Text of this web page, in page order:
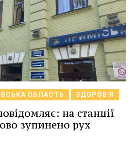
ОБЛАСТЬ ЗДОРОВ'Я
на станції
зупинено рух